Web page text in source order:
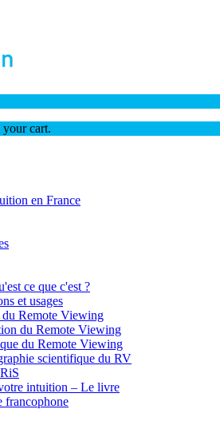
your cart.
en France
ce que c'est ?
et usages
Remote Viewing
du Remote Viewing
du Remote Viewing
scientifique du RV
intuition – Le livre
francophone